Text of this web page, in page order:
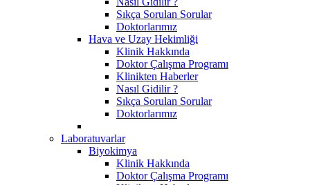
Sıkça Sorulan Sorular
Doktorlarımız
Hava ve Uzay Hekimliği
Klinik Hakkında
Doktor Çalışma Programı
Klinikten Haberler
Nasıl Gidilir ?
Sıkça Sorulan Sorular
Doktorlarımız
Laboratuvarlar
Biyokimya
Klinik Hakkında
Doktor Çalışma Programı